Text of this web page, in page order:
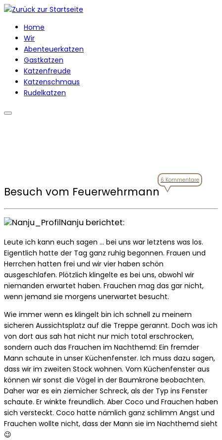
Zum
springenHome
Wir
Abenteuerkatzen
Gastkatzen
Katzenfreude
Katzenschmaus
Rudelkatzen
Besuch vom Feuerwehrmann
6 Kommentare
Nanju berichtet:
Leute ich kann euch sagen … bei uns war letztens was los.
Eigentlich hatte der Tag ganz ruhig begonnen. Frauen und
Herrchen hatten frei und wir vier haben schön
ausgeschlafen. Plötzlich klingelte es bei uns, obwohl wir
niemanden erwartet haben. Frauchen mag das gar nicht,
wenn jemand sie morgens unerwartet besucht.
Wie immer wenn es klingelt bin ich schnell zu meinem
sicheren Aussichtsplatz auf die Treppe gerannt. Doch was ich
von dort aus sah hat nicht nur mich total erschrocken,
sondern auch das Frauchen im Nachthemd: Ein fremder
Mann schaute in unser Küchenfenster. Ich muss dazu sagen,
dass wir im zweiten Stock wohnen. Vom Küchenfenster aus
können wir sonst die Vögel in der Baumkrone beobachten.
Daher war es ein ziemicher Schreck, als der Typ ins Fenster
schaute. Er winkte freundlich. Aber Coco und Frauchen haben
sich versteckt. Coco hatte nämlich ganz schlimm Angst und
Frauchen wollte nicht, dass der Mann sie im Nachthemd sieht
😉